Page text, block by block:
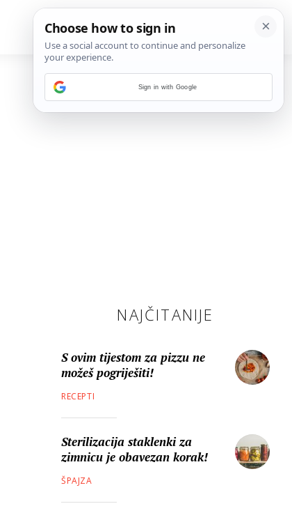
NAJČITANIJE
S ovim tijestom za pizzu ne
možeš pogriješiti!
RECEPTI
Sterilizacija staklenki za
zimnicu je obavezan korak!
ŠPAJZA
Sign in with Google